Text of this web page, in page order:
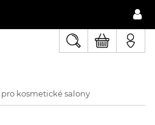
kosmetické salony